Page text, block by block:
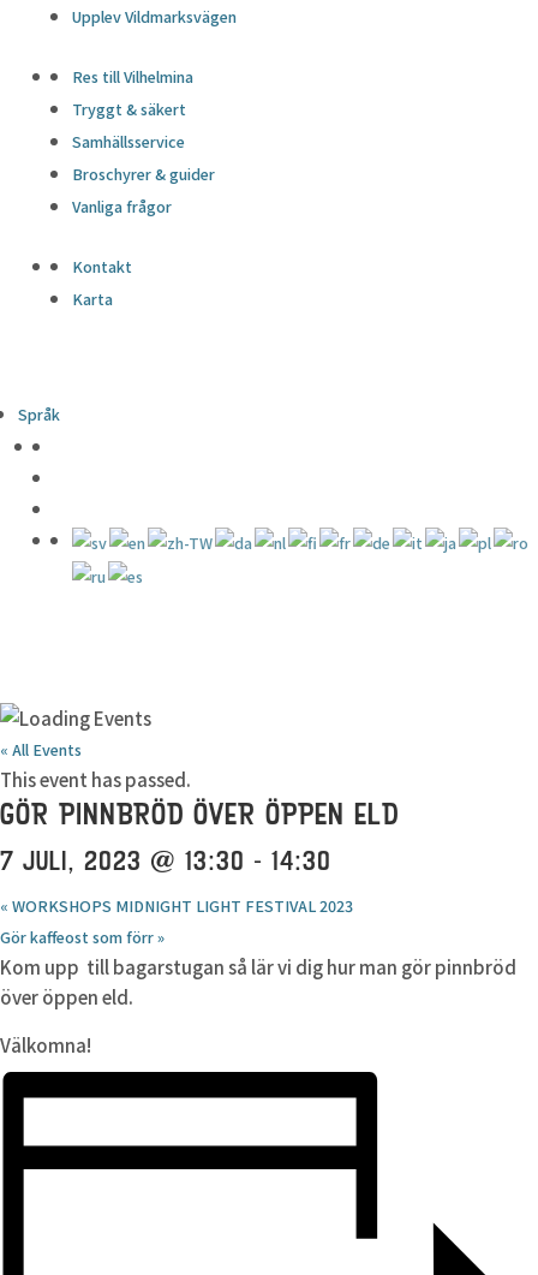
Upplev Vildmarksvägen
Res till Vilhelmina
Tryggt & säkert
Samhällsservice
Broschyrer & guider
Vanliga frågor
Kontakt
Karta
Språk
« All Events
This event has passed.
GÖR PINNBRÖD ÖVER ÖPPEN ELD
7 JULI, 2023 @ 13:30 - 14:30
« WORKSHOPS MIDNIGHT LIGHT FESTIVAL 2023
Gör kaffeost som förr»
Kom upp till bagarstugan så lär vi dig hur man gör pinnbröd
över öppen eld.
Välkomna!